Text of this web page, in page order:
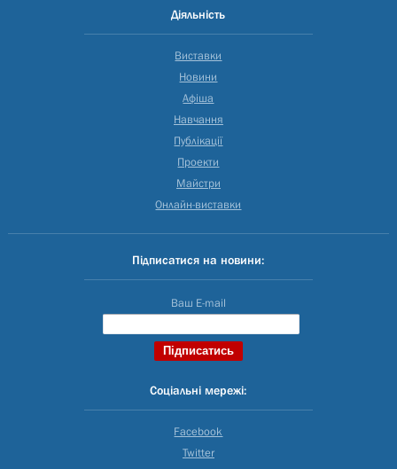
Діяльність
Виставки
Новини
Афіша
Навчання
Публікації
Проекти
Майстри
Онлайн-виставки
Підписатися на новини:
Ваш E-mail
Соціальні мережі:
Facebook
Twitter